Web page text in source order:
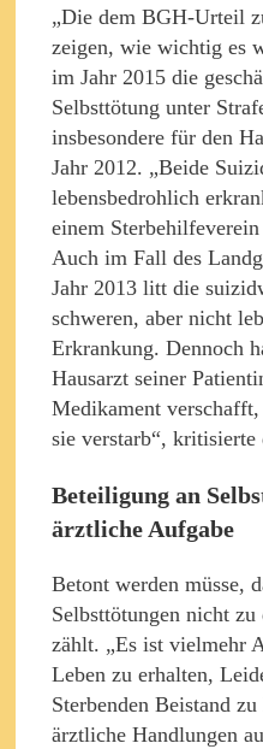
„Die dem BGH-Urteil
zeigen, wie wichtig es
im Jahr 2015 die
Selbsttötung unter
insbesondere für den
Jahr 2012. „Beide
lebensbedrohlich
einem
Auch im Fall des
Jahr 2013 litt die
schweren, aber nicht
Erkrankung. Dennoch
Hausarzt seiner
Medikament verschafft,
sie verstarb“,
Beteiligung an
ärztliche Aufgabe
Betont werden müsse,
Selbsttötungen nicht
zählt. „Es ist vielmehr
Leben zu erhalten,
Sterbenden Beistand
ärztliche Handlungen